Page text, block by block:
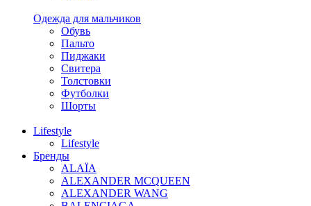
Одежда для мальчиков
Обувь
Пальто
Пиджаки
Свитера
Толстовки
Футболки
Шорты
Lifestyle
Lifestyle
Бренды
ALAÏA
ALEXANDER MCQUEEN
ALEXANDER WANG